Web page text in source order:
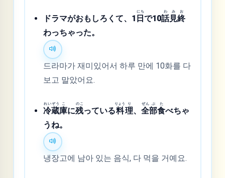
ドラマがおもしろくて、1 日
にち
で10話
わ
見
み
終
お
わっちゃった。
드라마가 재미있어서 하루 만에 10화를 다
보고 말았어요.
冷
れい
蔵
ぞう
庫
こ
に残
のこ
っている料
りょう
理
り
、全
ぜん
部
ぶ
食
た
べちゃ
うね。
냉장고에 남아 있는 음식, 다 먹을 거예요.